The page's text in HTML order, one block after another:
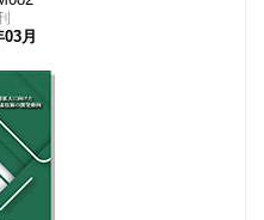
月